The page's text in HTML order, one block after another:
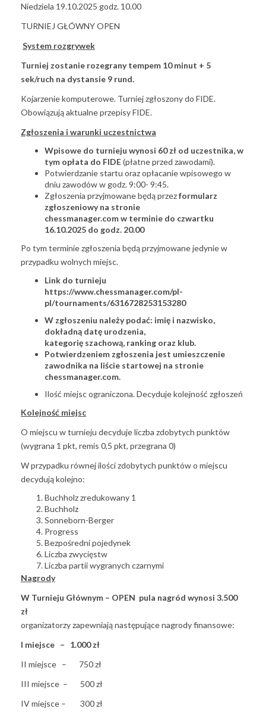
Niedziela 19.10.2025 godz. 10.00
TURNIEJ GŁÓWNY OPEN
System rozgrywek
Turniej zostanie rozegrany tempem 10 minut + 5
sek/ruch na dystansie 9 rund.
Kojarzenie komputerowe. Turniej zgłoszony do FIDE.
Obowiązują aktualne przepisy FIDE.
Zgłoszenia i warunki uczestnictwa
Wpisowe do turnieju wynosi 60 zł od uczestnika, w
tym opłata do FIDE(płatne przed zawodami).
Potwierdzanie startu oraz opłacanie wpisowego w
dniu zawodów w godz. 9:00- 9:45.
Zgłoszenia przyjmowane będą przezformularz
zgłoszeniowy na stronie
chessmanager.com w terminie do czwartku
16.10.2025 do godz. 20.00
Po tym terminie zgłoszenia będą przyjmowane jedynie w
przypadku wolnych miejsc.
Link do turnieju
https://www.chessmanager.com/pl-
pl/tournaments/6316728253153280
W zgłoszeniu należy podać: imię i nazwisko,
dokładną datę urodzenia,
kategorię szachową, ranking oraz klub.
Potwierdzeniem zgłoszenia jest umieszczenie
zawodnika na liście startowej na stronie
chessmanager.com.
Ilość miejsc ograniczona. Decyduje kolejność zgłoszeń
Kolejność miejsc
O miejscu w turnieju decyduje liczba zdobytych punktów
(wygrana 1 pkt, remis 0,5 pkt, przegrana 0)
W przypadku równej ilości zdobytych punktów o miejscu
decydują kolejno:
Buchholz zredukowany 1
Buchholz
Sonneborn-Berger
Progress
Bezpośredni pojedynek
Liczba zwycięstw
Liczba partii wygranych czarnymi
Nagrody
W Turnieju Głównym – OPEN pula nagród wynosi 3.500
zł
organizatorzy zapewniają następujące nagrody finansowe:
I miejsce – 1.000 zł
II miejsce – 750 zł
III miejsce – 500 zł
IV miejsce – 300 zł